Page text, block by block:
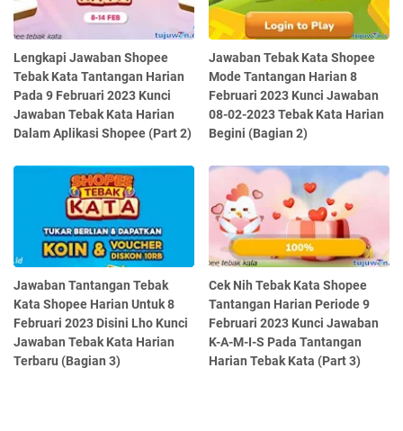
Lengkapi Jawaban Shopee
Tebak Kata Tantangan Harian
Pada 9 Februari 2023 Kunci
Jawaban Tebak Kata Harian
Dalam Aplikasi Shopee (Part 2)
Jawaban Tebak Kata Shopee
Mode Tantangan Harian 8
Februari 2023 Kunci Jawaban
08-02-2023 Tebak Kata Harian
Begini (Bagian 2)
Jawaban Tantangan Tebak
Kata Shopee Harian Untuk 8
Februari 2023 Disini Lho Kunci
Jawaban Tebak Kata Harian
Terbaru (Bagian 3)
Cek Nih Tebak Kata Shopee
Tantangan Harian Periode 9
Februari 2023 Kunci Jawaban
K-A-M-I-S Pada Tantangan
Harian Tebak Kata (Part 3)